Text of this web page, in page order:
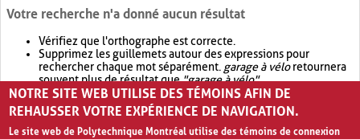
Votre recherche n'a donné aucun résultat
Vérifiez que l'orthographe est correcte.
Supprimez les guillemets autour des expressions pour
rechercher chaque mot séparément. garage à véloretournera
souvent plus de résultat que"garage à vélo".
Envisagez d'élargir votre recherche avec OR.garage OR vélo
retournera souvent plus de résultat quegarage à vélo
NOTRE SITE WEB UTILISE DES TÉMOINS AFIN DE
REHAUSSER VOTRE EXPÉRIENCE DE NAVIGATION.
Le site web de Polytechnique Montréal utilise des témoins de connexion